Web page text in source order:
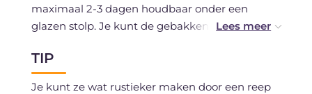
maximaal 2-3 dagen houdbaar onder een
glazen stolp. Je kunt de gebakken cakejes ook
verwarm ze licht in de oven voordat je ze
serveert.
TIP
Je kunt ze wat rustieker maken door een reep